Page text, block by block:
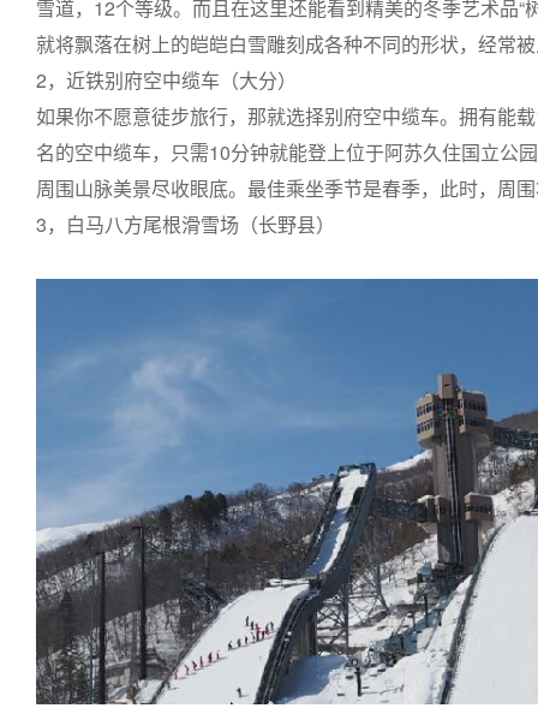
雪道，12个等级。而且在这里还能看到精美的冬季艺术品“
就将飘落在树上的皑皑白雪雕刻成各种不同的形状，经常被
2，近铁别府空中缆车（大分）
如果你不愿意徒步旅行，那就选择别府空中缆车。拥有能
名的空中缆车，只需10分钟就能登上位于阿苏久住国立公
周围山脉美景尽收眼底。最佳乘坐季节是春季，此时，周
3，白马八方尾根滑雪场（长野县）